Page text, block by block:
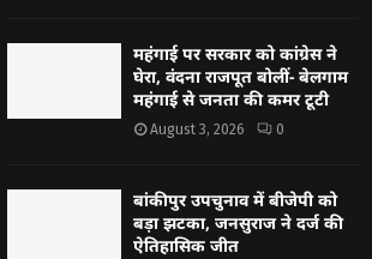
महंगाई पर सरकार को कांग्रेस ने
घेरा, वंदना राजपूत बोलीं- बेलगाम
महंगाई से जनता की कमर टूटी
August 3, 2026 0
बांकीपुर उपचुनाव में बीजेपी को
बड़ा झटका, जनसुराज ने दर्ज की
ऐतिहासिक जीत